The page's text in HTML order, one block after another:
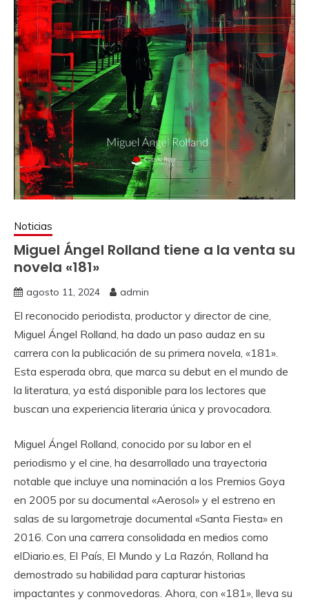
Noticias
Miguel Ángel Rolland tiene a la venta su
novela «181»
agosto 11, 2024 admin
El reconocido periodista, productor y director de cine,
Miguel Ángel Rolland, ha dado un paso audaz en su
carrera con la publicación de su primera novela, «181».
Esta esperada obra, que marca su debut en el mundo de
la literatura, ya está disponible para los lectores que
buscan una experiencia literaria única y provocadora.
Miguel Ángel Rolland, conocido por su labor en el
periodismo y el cine, ha desarrollado una trayectoria
notable que incluye una nominación a los Premios Goya
en 2005 por su documental «Aerosol» y el estreno en
salas de su largometraje documental «Santa Fiesta» en
2016. Con una carrera consolidada en medios como
elDiario.es, El País, El Mundo y La Razón, Rolland ha
demostrado su habilidad para capturar historias
impactantes y conmovedoras. Ahora, con «181», lleva su